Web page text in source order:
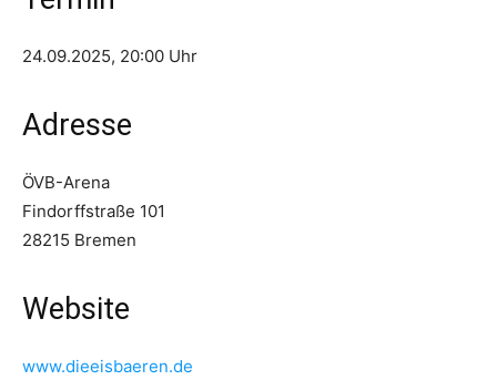
24.09.2025, 20:00 Uhr
Adresse
ÖVB-Arena
Findorffstraße 101
28215 Bremen
Website
www.dieeisbaeren.de